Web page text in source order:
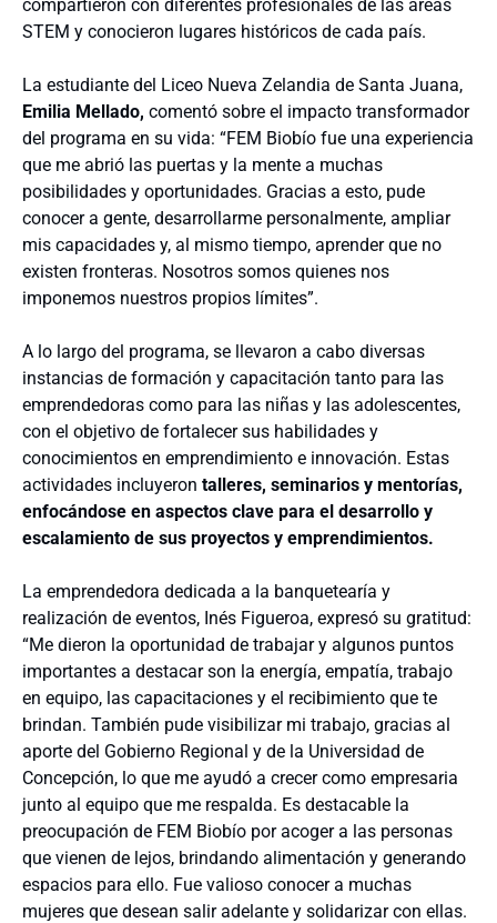
compartieron con diferentes profesionales de las áreas
STEM y conocieron lugares históricos de cada país.
La estudiante del Liceo Nueva Zelandia de Santa Juana,
Emilia Mellado, comentó sobre el impacto transformador
del programa en su vida: “FEM Biobío fue una experiencia
que me abrió las puertas y la mente a muchas
posibilidades y oportunidades. Gracias a esto, pude
conocer a gente, desarrollarme personalmente, ampliar
mis capacidades y, al mismo tiempo, aprender que no
existen fronteras. Nosotros somos quienes nos
imponemos nuestros propios límites”.
A lo largo del programa, se llevaron a cabo diversas
instancias de formación y capacitación tanto para las
emprendedoras como para las niñas y las adolescentes,
con el objetivo de fortalecer sus habilidades y
conocimientos en emprendimiento e innovación. Estas
actividades incluyeron talleres, seminarios y mentorías,
enfocándose en aspectos clave para el desarrollo y
escalamiento de sus proyectos y emprendimientos.
La emprendedora dedicada a la banquetearía y
realización de eventos, Inés Figueroa, expresó su gratitud:
“Me dieron la oportunidad de trabajar y algunos puntos
importantes a destacar son la energía, empatía, trabajo
en equipo, las capacitaciones y el recibimiento que te
brindan. También pude visibilizar mi trabajo, gracias al
aporte del Gobierno Regional y de la Universidad de
Concepción, lo que me ayudó a crecer como empresaria
junto al equipo que me respalda. Es destacable la
preocupación de FEM Biobío por acoger a las personas
que vienen de lejos, brindando alimentación y generando
espacios para ello. Fue valioso conocer a muchas
mujeres que desean salir adelante y solidarizar con ellas.